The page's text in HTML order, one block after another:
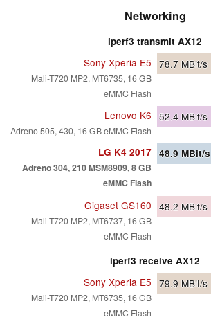
Networking
iperf3 transmit AX12
Sony Xperia E5
Mali-T720 MP2, MT6735, 16 GB
eMMC Flash
78.7 MBit/s
Lenovo K6
Adreno 505, 430, 16 GB eMMC Flash
52.4 MBit/s
LG K4 2017
Adreno 304, 210 MSM8909, 8 GB
eMMC Flash
48.9 MBit/s
Gigaset GS160
Mali-T720 MP2, MT6737, 16 GB
eMMC Flash
48.2 MBit/s
iperf3 receive AX12
Sony Xperia E5
Mali-T720 MP2, MT6735, 16 GB
eMMC Flash
79.9 MBit/s